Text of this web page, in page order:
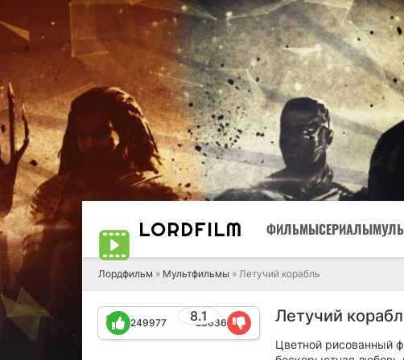
LORDFILM ФИЛЬМЫСЕРИАЛЫ
Лордфильм » Мультфильмы » Летучий корабль
Летучий
8.1
249977 58636
Цветной рисованный